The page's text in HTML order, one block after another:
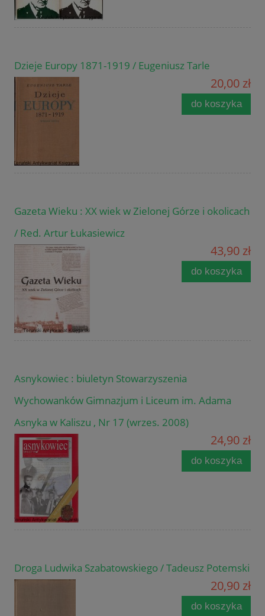
Dzieje Europy 1871-1919 / Eugeniusz Tarle
20,00 zł
do koszyka
Gazeta Wieku : XX wiek w Zielonej Górze i okolicach
/ Red. Artur Łukasiewicz
43,90 zł
do koszyka
Asnykowiec : biuletyn Stowarzyszenia
Wychowanków Gimnazjum i Liceum im. Adama
Asnyka w Kaliszu , Nr 17 (wrzes. 2008)
24,90 zł
do koszyka
Droga Ludwika Szabatowskiego / Tadeusz Potemski
20,90 zł
do koszyka